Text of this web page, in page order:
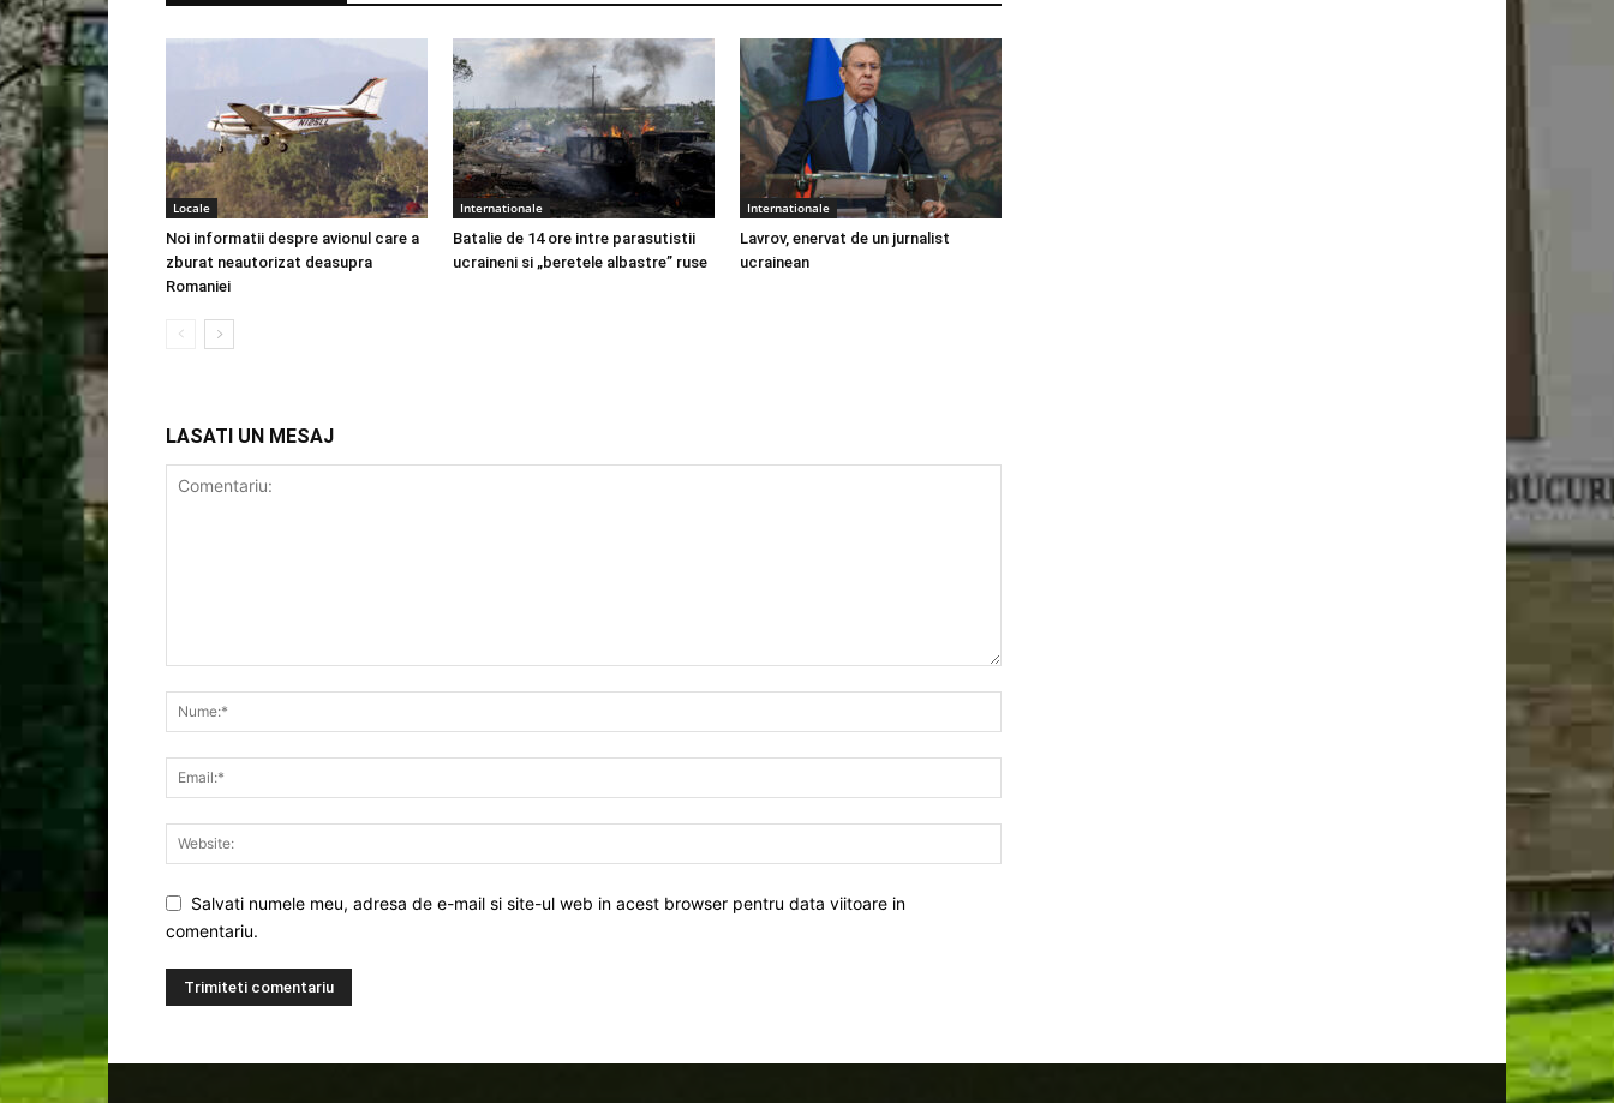
Locale
Noi informatii despre avionul care a
zburat neautorizat deasupra
Romaniei
Internationale
Batalie de 14 ore intre parasutistii
ucraineni si „beretele albastre” ruse
Internationale
Lavrov, enervat de un jurnalist
ucrainean
LASATI UN MESAJ
Salvati numele meu, adresa de e-mail si site-ul web in acest browser pentru data viitoare in
comentariu.